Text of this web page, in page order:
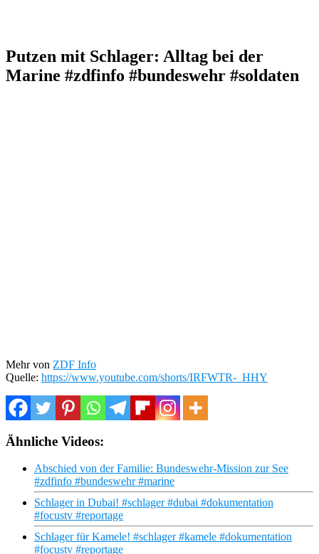
Putzen mit Schlager: Alltag bei der
Marine #zdfinfo #bundeswehr #soldaten
Mehr von ZDF Info
Quelle: https://www.youtube.com/shorts/IRFWTR-_HHY
Ähnliche Videos:
Abschied von der Familie: Bundeswehr-Mission zur See
#zdfinfo #bundeswehr #marine
Schlager in Dubai! #schlager #dubai #dokumentation
#focustv #reportage
Schlager für Kamele! #schlager #kamele #dokumentation
#focustv #reportage